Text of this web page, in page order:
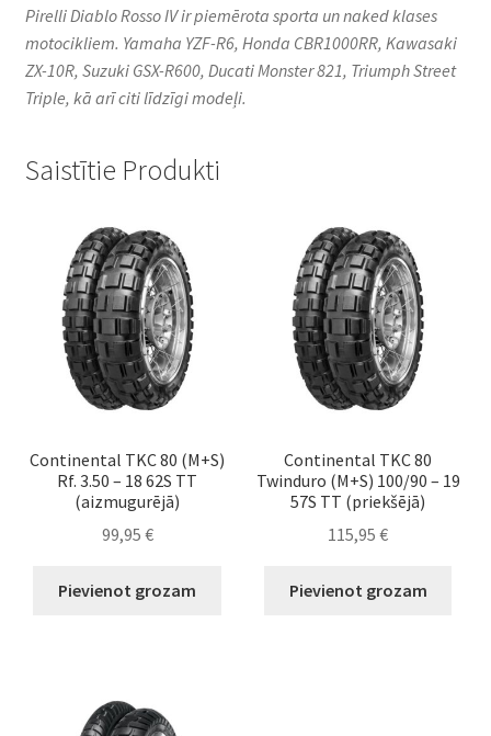
Pirelli Diablo Rosso IV ir piemērota sporta un naked klases
motocikliem. Yamaha YZF-R6, Honda CBR1000RR, Kawasaki
ZX-10R, Suzuki GSX-R600, Ducati Monster 821, Triumph Street
Triple, kā arī citi līdzīgi modeļi.
Saistītie Produkti
Continental TKC 80 (M+S)
Rf. 3.50 – 18 62S TT
(aizmugurējā)
99,95 €
Pievienot grozam
Continental TKC 80
Twinduro (M+S) 100/90 – 19
57S TT (priekšējā)
115,95€
Pievienot grozam